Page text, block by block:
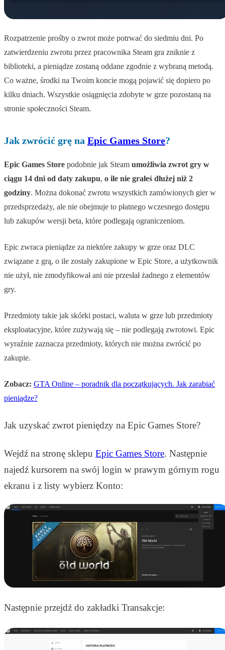
Rozpatrzenie prośby o zwrot może potrwać do siedmiu dni. Po
zatwierdzeniu zwrotu przez pracownika Steam gra zniknie z
biblioteki, a pieniądze zostaną oddane zgodnie z wybraną metodą.
Co ważne, środki na Twoim koncie mogą pojawić się dopiero po
kilku dniach. Wszystkie osiągnięcia zdobyte w grze pozostaną na
stronie społeczności Steam.
Jak zwrócić grę na Epic Games Store?
Epic Games Store podobnie jak Steam umożliwia zwrot gry w
ciągu 14 dni od daty zakupu, o ile nie grałeś dłużej niż 2
godziny. Można dokonać zwrotu wszystkich zamówionych gier w
przedsprzedaży, ale nie obejmuje to płatnego wczesnego dostępu
lub zakupów wersji beta, które podlegają ograniczeniom.
Epic zwraca pieniądze za niektóre zakupy w grze oraz DLC
związane z grą, o ile zostały zakupione w Epic Store, a użytkownik
nie użył, nie zmodyfikował ani nie przesłał żadnego z elementów
gry.
Przedmioty takie jak skórki postaci, waluta w grze lub przedmioty
eksploatacyjne, które zużywają się – nie podlegają zwrotowi. Epic
wyraźnie zaznacza przedmioty, których nie można zwrócić po
zakupie.
Zobacz: GTA Online – poradnik dla początkujących. Jak zarabiać
pieniądze?
Jak uzyskać zwrot pieniędzy na Epic Games Store?
Wejdź na stronę sklepu Epic Games Store. Następnie
najedź kursorem na swój login w prawym górnym rogu
ekranu i z listy wybierz Konto:
Następnie przejdź do zakładki Transakcje: